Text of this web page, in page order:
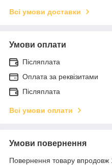
Всі умови доставки
Умови оплати
Післяплата
Оплата за реквізитами
Післяплата
Всі умови оплати
Умови повернення
Повернення товару впродовж